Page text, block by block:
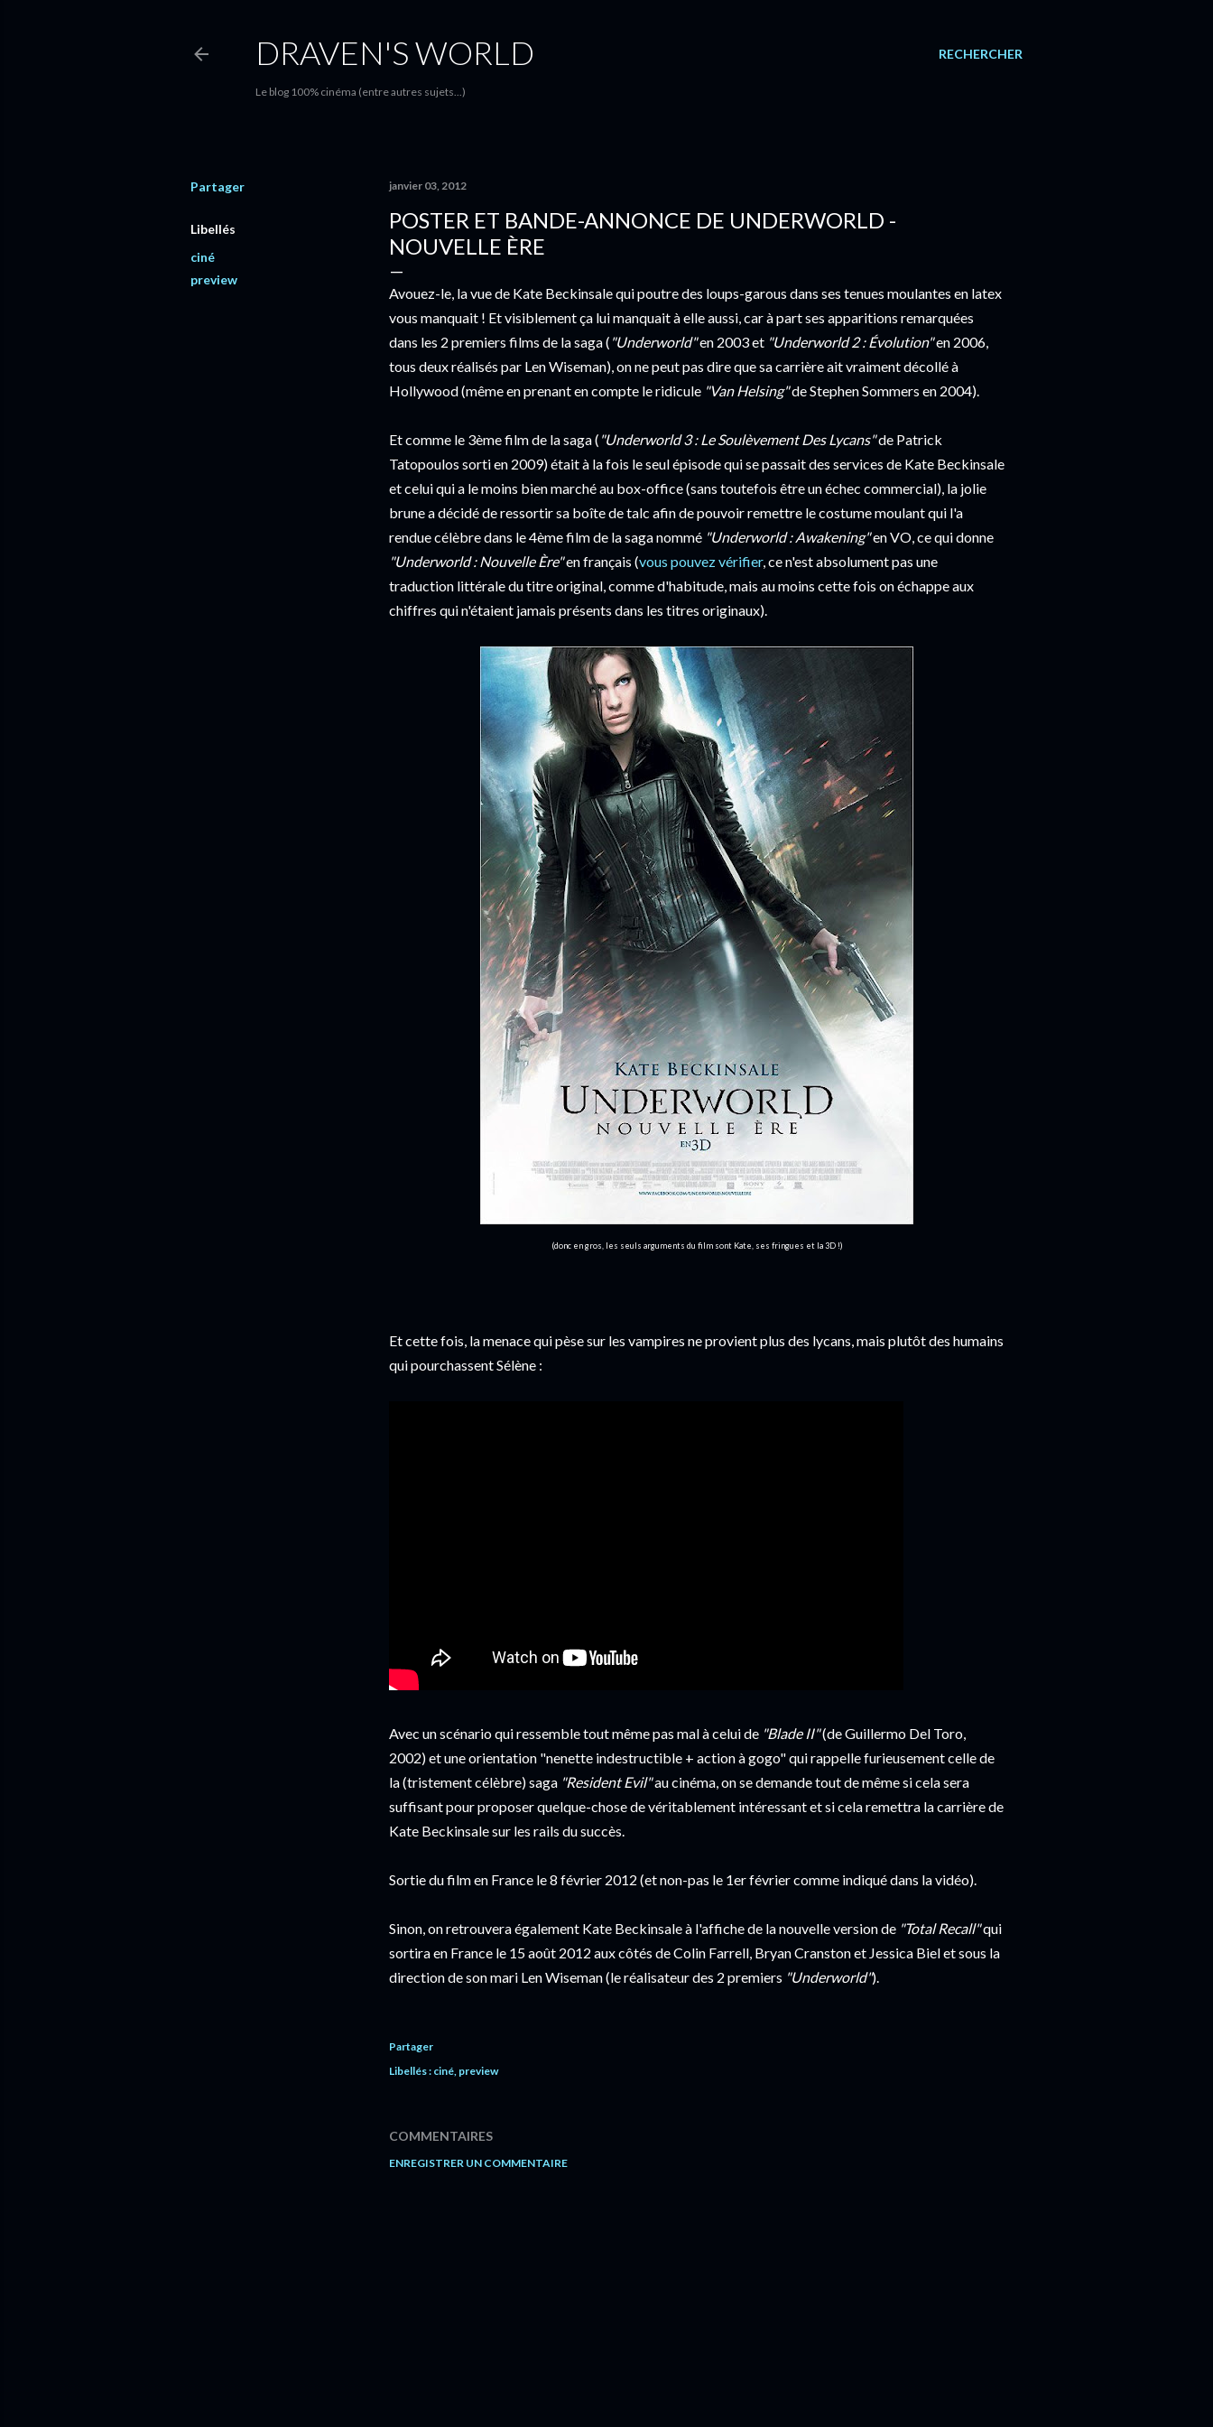
RECHERCHER
DRAVEN'S WORLD
Le blog 100% cinéma (entre autres sujets...)
Partager
Libellés
ciné
preview
janvier 03, 2012
POSTER ET BANDE-ANNONCE DE UNDERWORLD -
NOUVELLE ÈRE
Avouez-le, la vue de Kate Beckinsale qui poutre des loups-garous dans ses tenues moulantes en latex
vous manquait ! Et visiblement ça lui manquait à elle aussi, car à part ses apparitions remarquées
dans les 2 premiers films de la saga ( "Underworld"en 2003 et "Underworld 2 : Évolution"en 2006,
tous deux réalisés par Len Wiseman), on ne peut pas dire que sa carrière ait vraiment décollé à
Hollywood (même en prenant en compte le ridicule "Van Helsing"de Stephen Sommers en 2004).
Et comme le 3ème film de la saga ( "Underworld 3 : Le Soulèvement Des Lycans"de Patrick
Tatopoulos sorti en 2009) était à la fois le seul épisode qui se passait des services de Kate Beckinsale
et celui qui a le moins bien marché au box-office (sans toutefois être un échec commercial), la jolie
brune a décidé de ressortir sa boîte de talc afin de pouvoir remettre le costume moulant qui l'a
rendue célèbre dans le 4ème film de la saga nommé "Underworld : Awakening"en VO, ce qui donne
"Underworld : Nouvelle Ère"en français (vous pouvez vérifier, ce n'est absolument pas une
traduction littérale du titre original, comme d'habitude, mais au moins cette fois on échappe aux
chiffres qui n'étaient jamais présents dans les titres originaux).
(donc en gros, les seuls arguments du film sont Kate, ses fringues et la 3D !)
Et cette fois, la menace qui pèse sur les vampires ne provient plus des lycans, mais plutôt des humains
qui pourchassent Sélène :
Avec un scénario qui ressemble tout même pas mal à celui de "Blade II"(de Guillermo Del Toro,
2002) et une orientation "nenette indestructible + action à gogo" qui rappelle furieusement celle de
la (tristement célèbre) saga "Resident Evil"au cinéma, on se demande tout de même si cela sera
suffisant pour proposer quelque-chose de véritablement intéressant et si cela remettra la carrière de
Kate Beckinsale sur les rails du succès.
Sortie du film en France le 8 février 2012 (et non-pas le 1er février comme indiqué dans la vidéo).
Sinon, on retrouvera également Kate Beckinsale à l'affiche de la nouvelle version de "Total Recall"qui
sortira en France le 15 août 2012 aux côtés de Colin Farrell, Bryan Cranston et Jessica Biel et sous la
direction de son mari Len Wiseman (le réalisateur des 2 premiers "Underworld").
Partager
Libellés : ciné preview
COMMENTAIRES
ENREGISTRER UN COMMENTAIRE